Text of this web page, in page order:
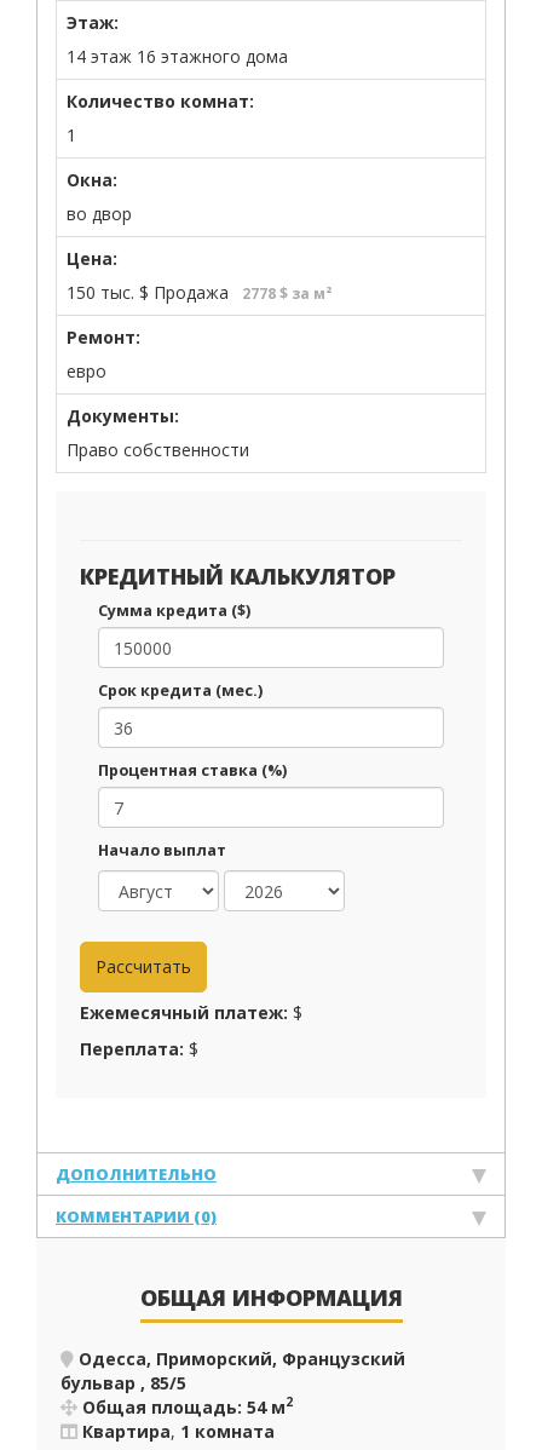
Этаж:
14 этаж 16 этажного дома
Количество комнат:
1
Окна:
во двор
Цена:
150 тыс. $ Продажа 2778 $ за м²
Ремонт:
евро
Документы:
Право собственности
КРЕДИТНЫЙ КАЛЬКУЛЯТОР
Сумма кредита ($)
Срок кредита (мес.)
Процентная ставка (%)
Начало выплат
Ежемесячный платеж: $
Переплата: $
ДОПОЛНИТЕЛЬНО
КОММЕНТАРИИ (0)
ОБЩАЯ ИНФОРМАЦИЯ
Одесса, Приморский, Французский
бульвар , 85/5
Общая площадь: 54 м2
Квартира, 1 комната